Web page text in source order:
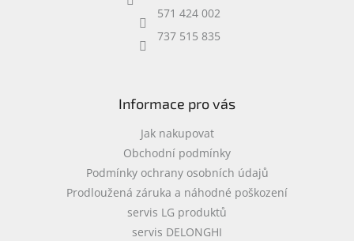
571 424 002
737 515 835
Informace pro vás
Jak nakupovat
Obchodní podmínky
Podmínky ochrany osobních údajů
Prodloužená záruka a náhodné poškození
servis LG produktů
servis DELONGHI